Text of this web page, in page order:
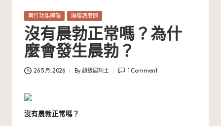
Posted
in
男性功能障礙 陽痿怎麼辦
沒有晨勃正常嗎？為什
麼會發生晨勃？
26 5 月, 2026
Posted
By超級犀利士 1 Comment
沒有晨勃正常嗎？